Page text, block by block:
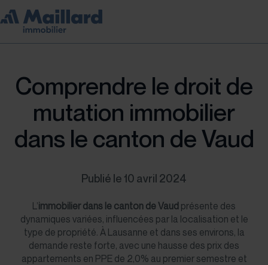
Comprendre le droit de
mutation immobilier
dans le canton de Vaud
Publié le 10 avril 2024
L’immobilier dans le canton de Vaud présente des
dynamiques variées, influencées par la localisation et le
type de propriété. À Lausanne et dans ses environs, la
demande reste forte, avec une hausse des prix des
appartements en PPE de 2,0% au premier semestre et